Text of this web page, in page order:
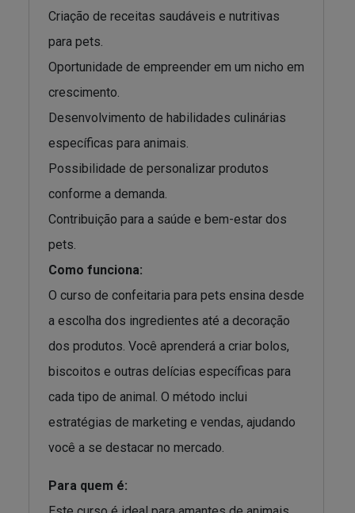
Criação de receitas saudáveis e nutritivas
para pets.
Oportunidade de empreender em um nicho em
crescimento.
Desenvolvimento de habilidades culinárias
específicas para animais.
Possibilidade de personalizar produtos
conforme a demanda.
Contribuição para a saúde e bem-estar dos
pets.
Como funciona:
O curso de confeitaria para pets ensina desde
a escolha dos ingredientes até a decoração
dos produtos. Você aprenderá a criar bolos,
biscoitos e outras delícias específicas para
cada tipo de animal. O método inclui
estratégias de marketing e vendas, ajudando
você a se destacar no mercado.
Para quem é: